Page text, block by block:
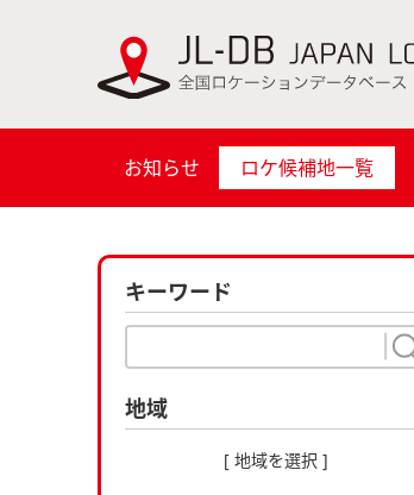
お知らせ ロケ候補地一覧
キーワード
地域
[ 地域を選択 ]